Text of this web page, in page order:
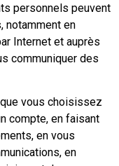
personnels peuvent
notamment en
Internet et auprès
communiquer des
vous choisissez
compte, en faisant
en vous
en